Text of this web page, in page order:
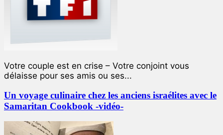
Votre couple est en crise – Votre conjoint vous
délaisse pour ses amis ou ses...
Un voyage culinaire chez les anciens israélites avec le
Samaritan Cookbook -vidéo-